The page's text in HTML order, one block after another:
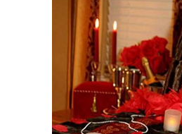
Скукота в интерьере
Растения в интерьере